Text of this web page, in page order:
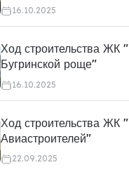
16.10.2025
Ход строительства ЖК
Бугринской роще"
16.10.2025
Ход строительства ЖК
Авиастроителей"
22.09.2025